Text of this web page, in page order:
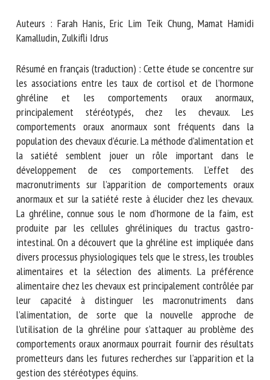
Auteurs : Farah Hanis, Eric Lim Teik Chung, Mamat Hamidi
Kamalludin, Zulkifli Idrus
Résumé en français (traduction) : Cette étude se concentre
sur les associations entre les taux de cortisol et de
l’hormone ghréline et les comportements oraux anormaux,
principalement stéréotypés, chez les chevaux. Les
comportements oraux anormaux sont fréquents dans la
population des chevaux d’écurie. La méthode d’alimentation
et la satiété semblent jouer un rôle important dans le
développement de ces comportements. L’effet des
macronutriments sur l’apparition de comportements oraux
anormaux et sur la satiété reste à élucider chez les chevaux.
La ghréline, connue sous le nom d’hormone de la faim, est
produite par les cellules ghréliniques du tractus gastro-
intestinal. On a découvert que la ghréline est impliquée
dans divers processus physiologiques tels que le stress, les
troubles alimentaires et la sélection des aliments. La
préférence alimentaire chez les chevaux est principalement
contrôlée par leur capacité à distinguer les macronutriments
dans l’alimentation, de sorte que la nouvelle approche de
l’utilisation de la ghréline pour s’attaquer au problème des
comportements oraux anormaux pourrait fournir des
résultats prometteurs dans les futures recherches sur
l’apparition et la gestion des stéréotypes équins.
Prénom *
Organisme *
E-mail *
En soumettant ce formulaire, j'accepte que les
informations saisies soient utilisées dans le cadre de la
relation avec le CNR BEA. *
Les champs suivis de * sont obligatoires